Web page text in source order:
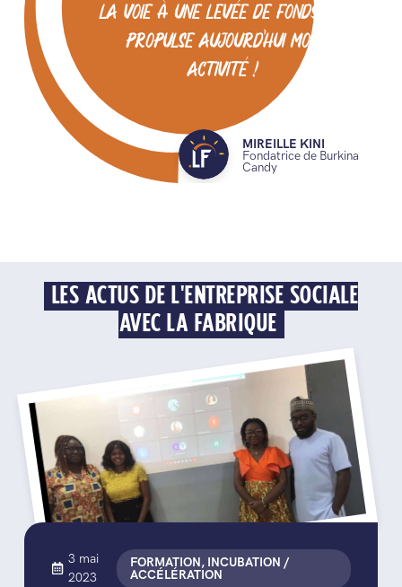
la voie à une levée de fonds qui
propulse aujourd’hui mon
activité !
MIREILLE KINI
Fondatrice de Burkina
Candy
LES ACTUS DE L'ENTREPRISE SOCIALE
AVEC LA FABRIQUE
3 mai
2023
FORMATION, INCUBATION /
ACCÉLÉRATION